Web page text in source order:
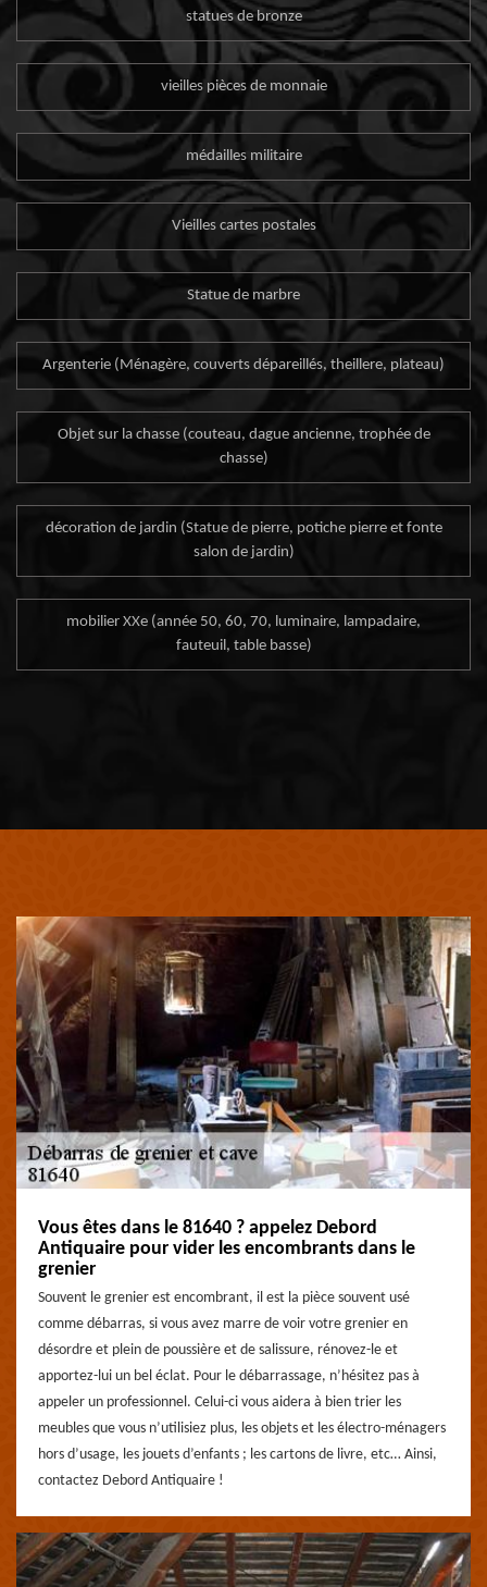
statues de bronze
vieilles pièces de monnaie
médailles militaire
Vieilles cartes postales
Statue de marbre
Argenterie (Ménagère, couverts dépareillés, theillere, plateau)
Objet sur la chasse (couteau, dague ancienne, trophée de
chasse)
décoration de jardin (Statue de pierre, potiche pierre et fonte
salon de jardin)
mobilier XXe (année 50, 60, 70, luminaire, lampadaire,
fauteuil, table basse)
Vous êtes dans le 81640 ? appelez Debord
Antiquaire pour vider les encombrants dans le
grenier
Souvent le grenier est encombrant, il est la pièce souvent usé
comme débarras, si vous avez marre de voir votre grenier en
désordre et plein de poussière et de salissure, rénovez-le et
apportez-lui un bel éclat. Pour le débarrassage, n’hésitez pas à
appeler un professionnel. Celui-ci vous aidera à bien trier les
meubles que vous n’utilisiez plus, les objets et les électro-ménagers
hors d’usage, les jouets d’enfants ; les cartons de livre, etc… Ainsi,
contactez Debord Antiquaire !